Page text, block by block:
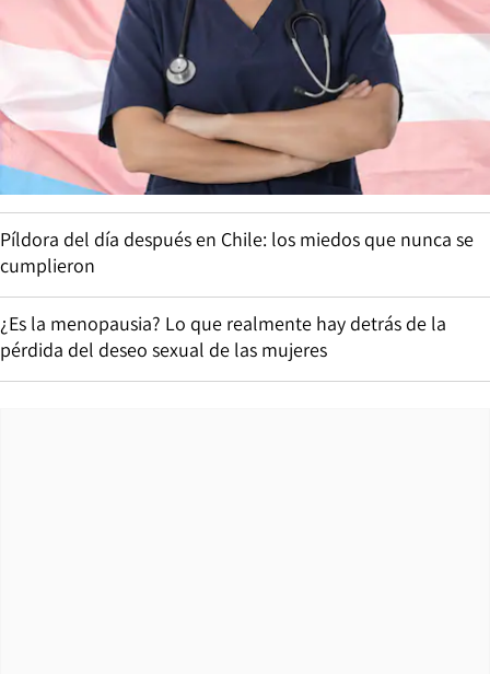
Píldora del día después en Chile: los miedos que nunca se
cumplieron
¿Es la menopausia? Lo que realmente hay detrás de la
pérdida del deseo sexual de las mujeres